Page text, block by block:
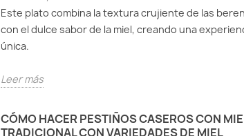
Este plato combina la textura crujiente de las
con el dulce sabor de la miel, creando una
única.
Leer más
CÓMO HACER PESTIÑOS CASEROS CON
TRADICIONAL CON VARIEDADES DE MIEL